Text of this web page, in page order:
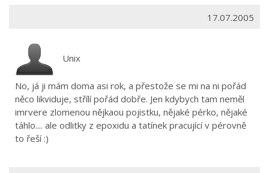
17.07.2005
Unix
No, já ji mám doma asi rok, a přestože se mi na ni pořád
něco likviduje, střílí pořád dobře. Jen kdybych tam neměl
imrvere zlomenou nějkaou pojistku, nějaké pérko, nějaké
táhlo.... ale odlitky z epoxidu a tatínek pracující v pérovně
to řeší :)